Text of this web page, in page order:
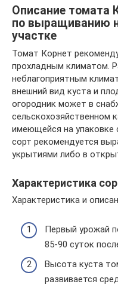
Описание томата
по выращиванию
участке
Томат Корнет
прохладным климатом.
неблагоприятным
внешний вид куста и
огородник может в
сельскохозяйственном
имеющейся на
сорт рекомендуется
укрытиями либо в
Характеристика
Характеристика и
Первый урожай
85-90 суток
Высота куста
развивается